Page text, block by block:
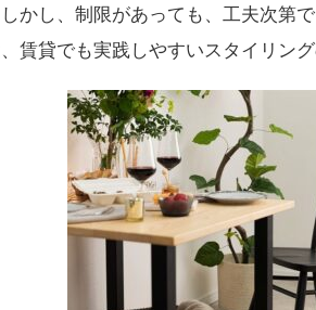
かし、制限があっても、工夫次第
賃貸でも実践しやすいスタイリン